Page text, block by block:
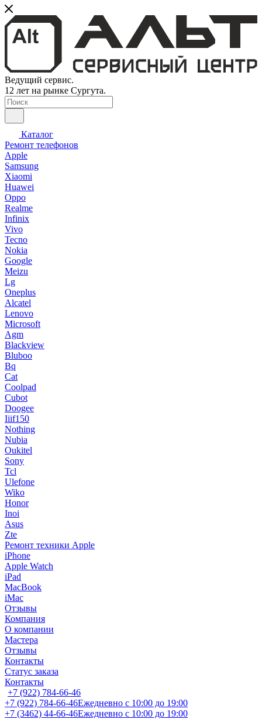
Ведущий сервис.
12 лет на рынке Сургута.
Каталог
Ремонт телефонов
Apple
Samsung
Xiaomi
Huawei
Oppo
Realme
Infinix
Vivo
Tecno
Nokia
Google
Meizu
Lg
Oneplus
Alcatel
Lenovo
Microsoft
Agm
Blackview
Bluboo
Bq
Cat
Coolpad
Cubot
Doogee
Iiif150
Nothing
Nubia
Oukitel
Sony
Tcl
Ulefone
Wiko
Honor
Inoi
Asus
Zte
Ремонт техники Apple
iPhone
Apple Watch
iPad
MacBook
iMac
Отзывы
Компания
О компании
Мастера
Отзывы
Контакты
Статус заказа
Контакты
+7 (922) 784-66-46
+7 (922) 784-66-46Ежедневно с 10:00 до 19:00
+7 (3462) 44-66-46Ежедневно с 10:00 до 19:00